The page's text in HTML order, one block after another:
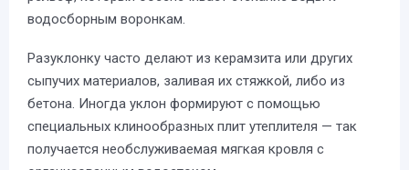
водосборным воронкам.
Разуклонку часто делают из керамзита или других
сыпучих материалов, заливая их стяжкой, либо из
бетона. Иногда уклон формируют с помощью
специальных клинообразных плит утеплителя — так
получается необслуживаемая мягкая кровля с